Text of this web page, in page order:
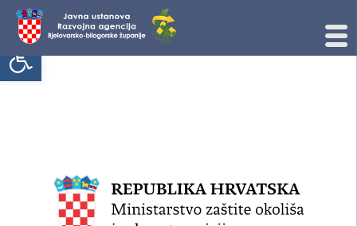
Open toolbar
Skip
to